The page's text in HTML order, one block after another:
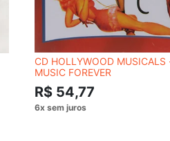
CD HOLLYWOOD MUSICALS
MUSIC FOREVER
R$ 54,77